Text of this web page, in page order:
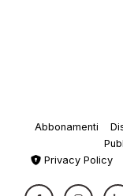
Abbonamenti
Privacy Policy